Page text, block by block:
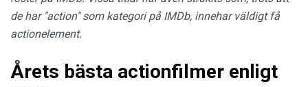
de har "action" som kategori på IMDb, innehar väldigt få
actionelement.
Årets bästa actionfilmer enligt